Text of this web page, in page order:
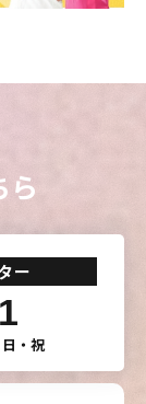
ら
ー
・祝